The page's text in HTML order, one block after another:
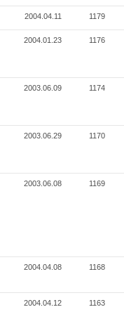
2004.04.11 1179
2004.01.23 1176
2003.06.09 1174
2003.06.29 1170
2003.06.08 1169
2004.04.08 1168
2004.04.12 1163